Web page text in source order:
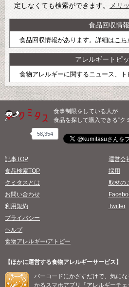
定しなくても検索ができます。
メリ
食品回収情報
食品回収情報があります。詳細はこち
アレルギートピ
食物アレルギーに関するニュース、ト
食事制限をしている人が
食品を探して購入できる“ク
58,354
記事TOP
食品検索TOP
クミタスとは
お問い合わせ
利用規約
プライバシー
ヘルプ
食物アレルギー/アトピー
運営会
採用
取材の
Twitter
【ほかに運営する食物アレルギーサービス】
バーコードにかざすだけで、気に
かるスマホアプリ「アレルギーチェ